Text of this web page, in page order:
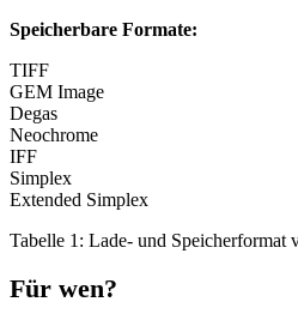
Speicherbare Formate:
TIFF
GEM Image
Degas
Neochrome
IFF
Simplex
Extended Simplex
Tabelle 1: Lade- und Speicherformat
Für wen?